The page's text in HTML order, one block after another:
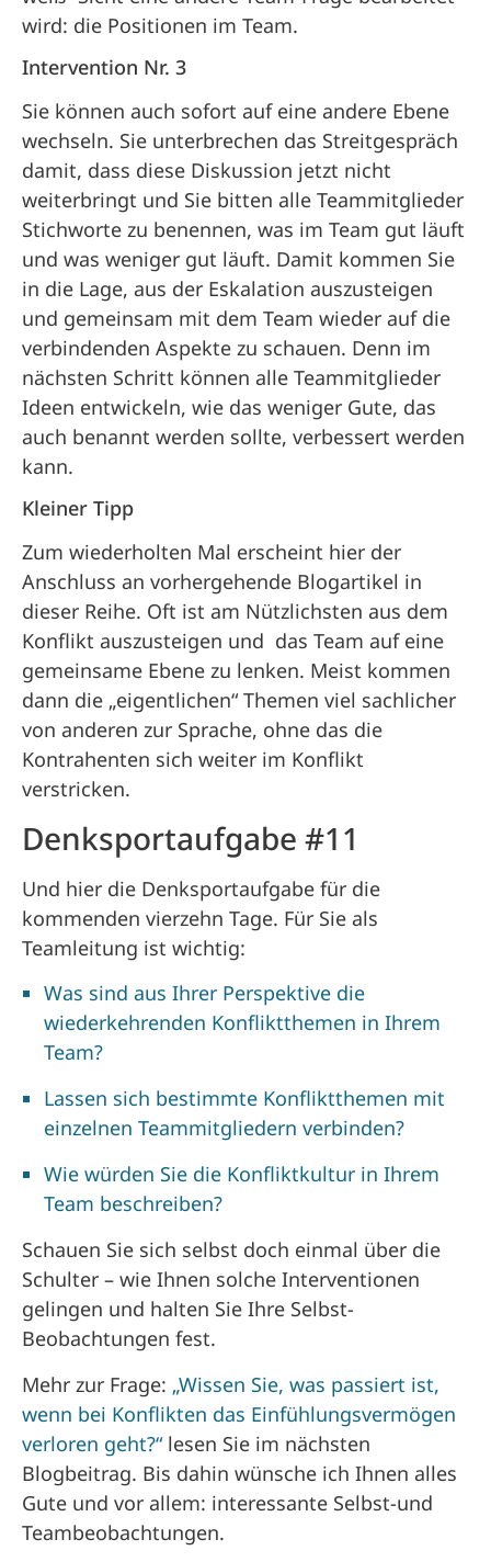
wird: die Positionen im Team.
Intervention Nr. 3
Sie können auch sofort auf eine andere Ebene
wechseln. Sie unterbrechen das Streitgespräch
damit, dass diese Diskussion jetzt nicht
weiterbringt und Sie bitten alle Teammitglieder
Stichworte zu benennen, was im Team gut läuft
und was weniger gut läuft. Damit kommen Sie
in die Lage, aus der Eskalation auszusteigen
und gemeinsam mit dem Team wieder auf die
verbindenden Aspekte zu schauen. Denn im
nächsten Schritt können alle Teammitglieder
Ideen entwickeln, wie das weniger Gute, das
auch benannt werden sollte, verbessert werden
kann.
Kleiner Tipp
Zum wiederholten Mal erscheint hier der
Anschluss an vorhergehende Blogartikel in
dieser Reihe. Oft ist am Nützlichsten aus dem
Konflikt auszusteigen und das Team auf eine
gemeinsame Ebene zu lenken. Meist kommen
dann die „eigentlichen“ Themen viel sachlicher
von anderen zur Sprache, ohne das die
Kontrahenten sich weiter im Konflikt
verstricken.
Denksportaufgabe #11
Und hier die Denksportaufgabe für die
kommenden vierzehn Tage. Für Sie als
Teamleitung ist wichtig:
Was sind aus Ihrer Perspektive die
wiederkehrenden Konfliktthemen in Ihrem
Team?
Lassen sich bestimmte Konfliktthemen mit
einzelnen Teammitgliedern verbinden?
Wie würden Sie die Konfliktkultur in Ihrem
Team beschreiben?
Schauen Sie sich selbst doch einmal über die
Schulter – wie Ihnen solche Interventionen
gelingen und halten Sie Ihre Selbst-
Beobachtungen fest.
Mehr zur Frage: „Wissen Sie, was passiert ist,
wenn bei Konflikten das Einfühlungsvermögen
verloren geht?“lesen Sie im nächsten
Blogbeitrag. Bis dahin wünsche ich Ihnen alles
Gute und vor allem: interessante Selbst-und
Teambeobachtungen.